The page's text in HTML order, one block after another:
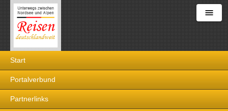
deutschlandweit
Start
Portalverbund
Partnerlinks